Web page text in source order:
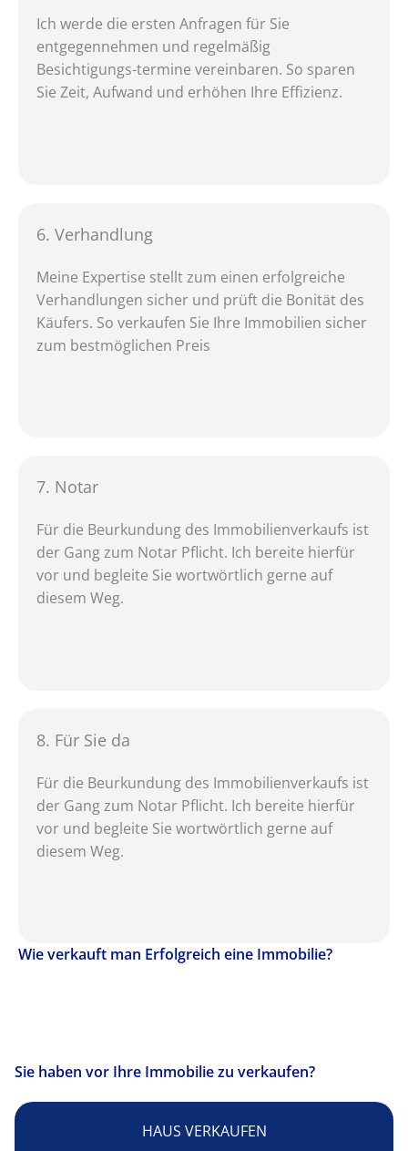
Wie verkauft man Erfolgreich eine Immobilie?
Ich werde die ersten Anfragen für Sie
entgegennehmen und regelmäßig
Besichtigungs-termine vereinbaren. So sparen
Sie Zeit, Aufwand und erhöhen Ihre Effizienz.
6. Verhandl­ung
Meine Expertise stellt zum einen erfolgreiche
Verhandlungen sicher und prüft die Bonität des
Käufers. So verkaufen Sie Ihre Immobilien sicher
zum bestmöglichen Preis
7. Notar
Für die Beurkundung des Immobilienverkaufs ist
der Gang zum Notar Pflicht. Ich bereite hierfür
vor und begleite Sie wortwörtlich gerne auf
diesem Weg.
8. Für Sie da
Für die Beurkundung des Immobilienverkaufs ist
der Gang zum Notar Pflicht. Ich bereite hierfür
vor und begleite Sie wortwörtlich gerne auf
diesem Weg.
Sie haben vor Ihre Immobilie zu verkaufen?
HAUS VERKAUFEN